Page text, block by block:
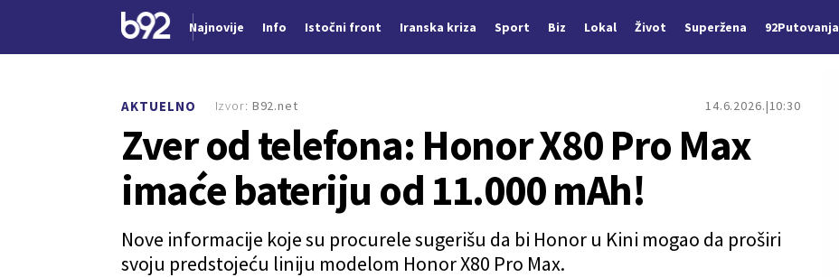
Najnovije Info Istočni front Iranska kriza Sport Biz Lokal Život Superžena 92Putovanja
AKTUELNO 14.6.2026. 10:30
Zver od telefona: Honor X80 Pro Max
imaće bateriju od 11.000 mAh!
Nove informacije koje su procurele sugerišu da bi Honor u Kini mogao da proširi
svoju predstojeću liniju modelom Honor X80 Pro Max.
Izvor: B92.net